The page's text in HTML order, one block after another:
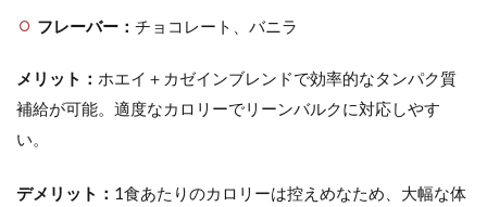
フレーバー： チョコレート、バニラ
メリット： ホエイ＋カゼインブレンドで効率的なタンパク質
補給が可能。適度なカロリーでリーンバルクに対応しやす
い。
デメリット： 1食あたりのカロリーは控えめなため、大幅な体